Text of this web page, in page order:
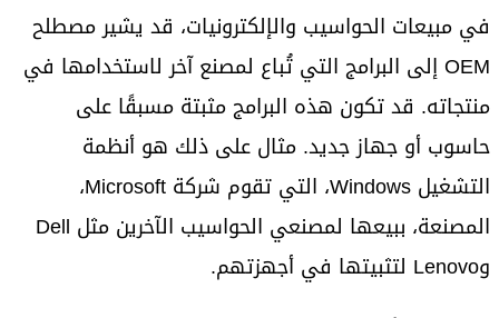
في مبيعات الحواسيب والإلكترونيات، قد يشير مصطلح
OEM إلى البرامج التي تُباع لمصنع آخر لاستخدامها في
منتجاته. قد تكون هذه البرامج مثبتة مسبقًا على
حاسوب أو جهاز جديد. مثال على ذلك هو أنظمة
التشغيل Windows، التي تقوم شركة Microsoft،
المصنعة، ببيعها لمصنعي الحواسيب الآخرين مثل Dell
وLenovo لتثبيتها في أجهزتهم.